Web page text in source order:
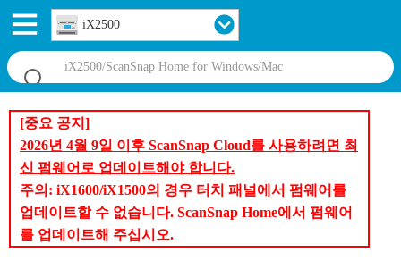
iX2500
[중요 공지]
2026년 4월 9일 이후 ScanSnap Cloud를 사용하려면 최
신 펌웨어로 업데이트해야 합니다.
주의: iX1600/iX1500의 경우 터치 패널에서 펌웨어를
업데이트할 수 없습니다. ScanSnap Home에서 펌웨어
를 업데이트해 주십시오.